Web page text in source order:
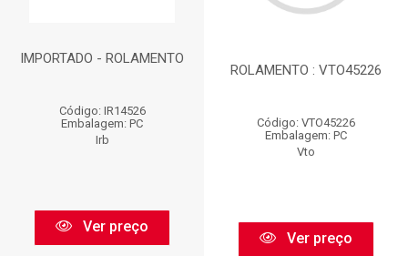
IMPORTADO - ROLAMENTO
Código: IR14526
Embalagem: PC
Irb
Ver preço
ROLAMENTO : VTO45226
Código: VTO45226
Embalagem: PC
Vto
Ver preço